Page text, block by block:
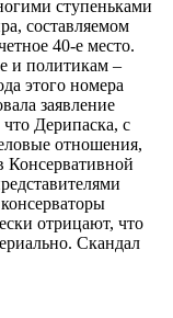
ступеньками
составляемом
40-е место.
и политикам –
этого номера
заявление
Дерипаска, с
отношения,
Консервативной
отрицают, что
Скандал